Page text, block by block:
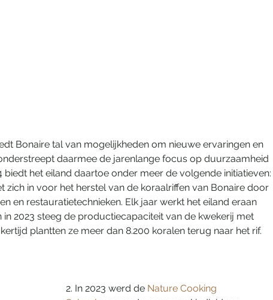
Bonaire tal van mogelijkheden om nieuwe ervaringen en
daarmee de jarenlange focus op duurzaamheid
biedt het eiland daartoe onder meer de volgende initiatieven:
zich in voor het herstel van de koraalriffen van Bonaire door
en restauratietechnieken. Elk jaar werkt het eiland eraan
2023 steeg de productiecapaciteit van de kwekerij met
plantten ze meer dan 8.200 koralen terug naar het rif.
2. In 2023 werd de Nature Cooking